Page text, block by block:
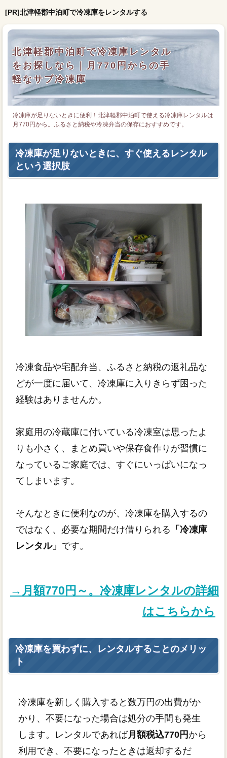
[PR]北津軽郡中泊町で冷凍庫をレンタルする
北津軽郡中泊町で冷凍庫レンタル
をお探しなら｜月770円からの手
軽なサブ冷凍庫
冷凍庫が足りないときに便利！北津軽郡中泊町で使える冷凍庫レンタルは
月770円から。ふるさと納税や冷凍弁当の保存におすすめです。
冷凍庫が足りないときに、すぐ使えるレンタル
という選択肢
冷凍食品や宅配弁当、ふるさと納税の返礼品な
どが一度に届いて、冷凍庫に入りきらず困った
経験はありませんか。
家庭用の冷蔵庫に付いている冷凍室は思ったよ
りも小さく、まとめ買いや保存食作りが習慣に
なっているご家庭では、すぐにいっぱいになっ
てしまいます。
そんなときに便利なのが、冷凍庫を購入するの
ではなく、必要な期間だけ借りられる 「冷凍庫
レンタル」 です。
→月額770円～。冷凍庫レンタルの詳細
はこちらから
冷凍庫を買わずに、レンタルすることのメリッ
ト
冷凍庫を新しく購入すると数万円の出費がか
かり、不要になった場合は処分の手間も発生
します。レンタルであれば月額税込770円から
利用でき、不要になったときは返却するだ